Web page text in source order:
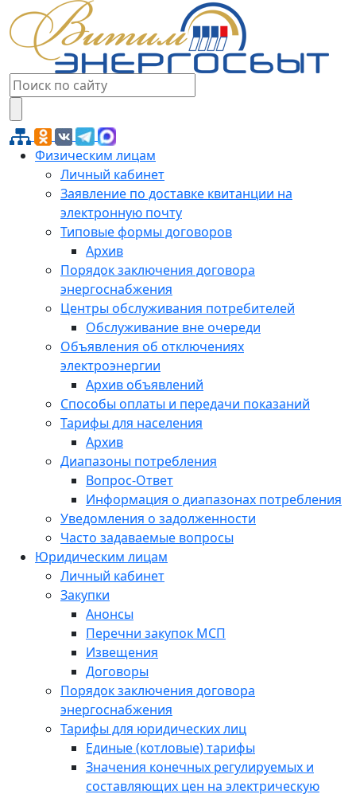
Физическим лицам
Личный кабинет
Заявление по доставке квитанции на
электронную почту
Типовые формы договоров
Архив
Порядок заключения договора
энергоснабжения
Центры обслуживания потребителей
Обслуживание вне очереди
Объявления об отключениях
электроэнергии
Архив объявлений
Способы оплаты и передачи показаний
Тарифы для населения
Архив
Диапазоны потребления
Вопрос-Ответ
Информация о диапазонах потребления
Уведомления о задолженности
Часто задаваемые вопросы
Юридическим лицам
Личный кабинет
Закупки
Анонсы
Перечни закупок МСП
Извещения
Договоры
Порядок заключения договора
энергоснабжения
Тарифы для юридических лиц
Единые (котловые) тарифы
Значения конечных регулируемых и
составляющих цен на электрическую